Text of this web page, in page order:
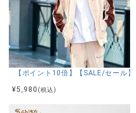
RAZZIS(ラズ)Brainwashing総柄オー
【ポイント10倍】【SALE/セール
¥5,980 (税込)